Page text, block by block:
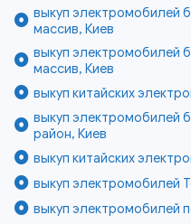
выкуп электромобилей
массив, Киев
выкуп электромобилей
массив, Киев
выкуп китайских
выкуп электромобилей
район, Киев
выкуп китайских
выкуп электромобилей
выкуп электромобилей